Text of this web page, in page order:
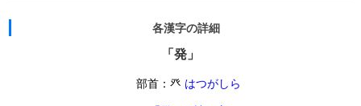
各漢字の詳細
「発」
部首：癶 はつがしら